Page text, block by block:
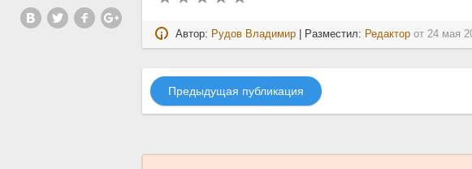
Автор: Рудов Владимир | Разместил: Редактор от 24 мая
Предыдущая публикация